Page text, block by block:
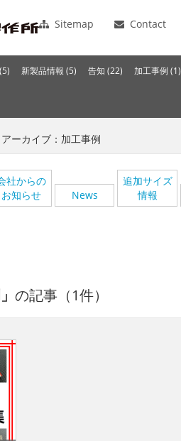
Sitemap Contact
新製品情報 (5) 告知 (22) 加工事例 (1)
ーカイブ：加工事例
社からの
お知らせ
News
追加サイズ
情報
の記事（1件）